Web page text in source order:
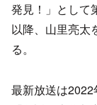
発見！」として
以降、山里亮太
る。
最新放送は2022